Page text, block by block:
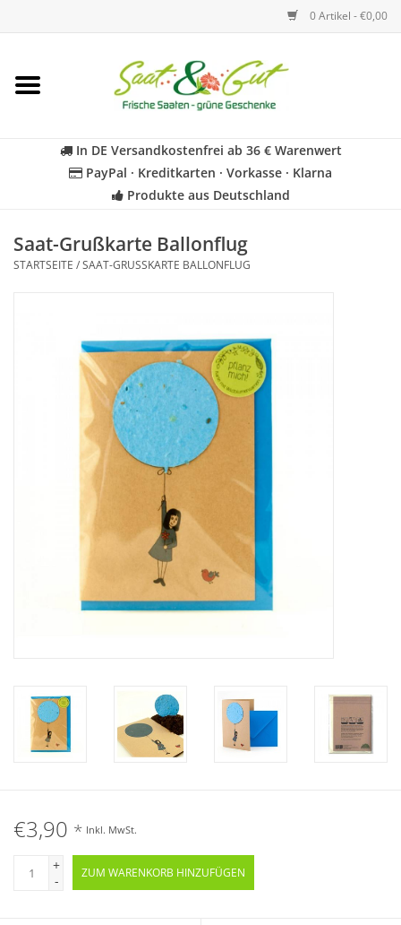
0 Artikel - €0,00
Startseite
Kräuter
Geschenkideen
In DE Versandkostenfrei ab 36 € Warenwert
PayPal · Kreditkarten · Vorkasse · Klarna
Produkte aus Deutschland
Saat-Grußkarte Ballonflug
STARTSEITE /SAAT-GRUSSKARTE BALLONFLUG
€3,90 * Inkl. MwSt.
+
-
ZUM WARENKORB HINZUFÜGEN